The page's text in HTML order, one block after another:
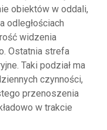
obiektów w oddali,
odległościach
widzenia
Ostatnia strefa
Taki podział ma
czynności,
przenoszenia
w trakcie